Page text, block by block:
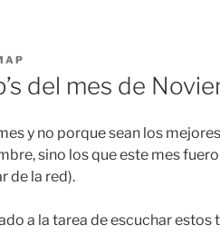
del mes de
y no porque sean los
sino los que este mes
de la red).
a la tarea de escuchar estos